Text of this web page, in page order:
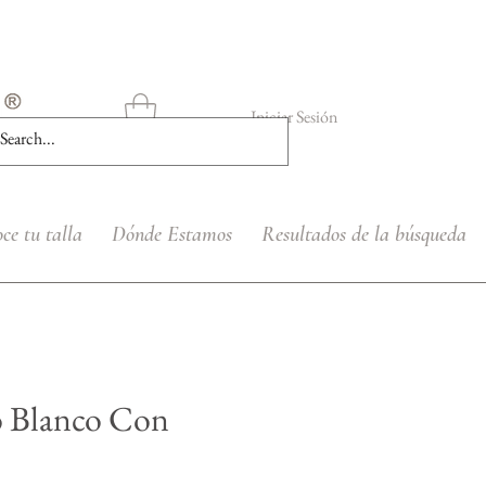
Iniciar Sesión
tu talla Dónde Estamos Resultados de la búsqueda
Con